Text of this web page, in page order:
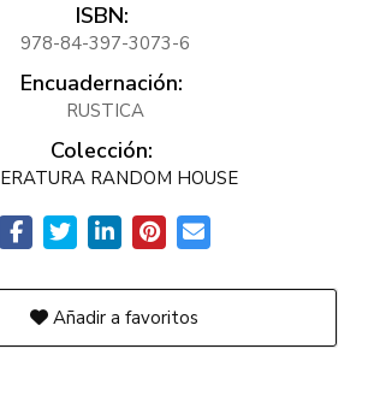
ISBN:
978-84-397-3073-6
Encuadernación:
RUSTICA
Colección:
RANDOM HOUSE
Añadir a favoritos